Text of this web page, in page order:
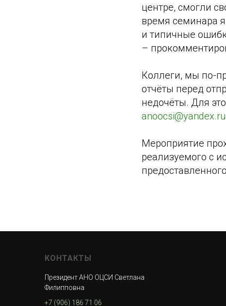
центре, смогли
время семинара
и типичные
–
Коллеги, мы по-
отчёты перед
недочёты. Для
anoocsi@yandex.ru
Мероприятие
реализуемого с
КОНТАКТЫ
Президент АНО ОЦСИ Светлана
Филипповна
+7 (906) 186 71 06